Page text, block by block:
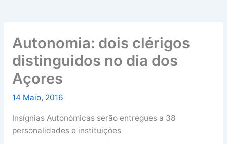
Autonomia: dois clérigos
distinguidos no dia dos
Açores
14 Maio, 2016
Insígnias Autonómicas serão entregues a 38
personalidades e instituições